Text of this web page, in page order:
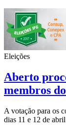
Eleições
Aberto
membros
A votação para os
dias 11 e 12 de abril